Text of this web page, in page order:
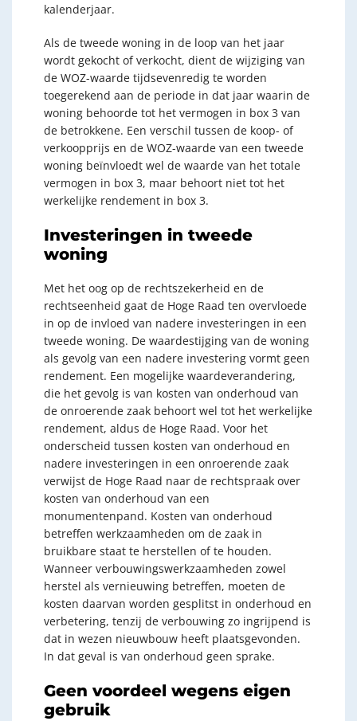
kalenderjaar.
Als de tweede woning in de loop van het jaar
wordt gekocht of verkocht, dient de wijziging van
de WOZ-waarde tijdsevenredig te worden
toegerekend aan de periode in dat jaar waarin de
woning behoorde tot het vermogen in box 3 van
de betrokkene. Een verschil tussen de koop- of
verkoopprijs en de WOZ-waarde van een tweede
woning beïnvloedt wel de waarde van het totale
vermogen in box 3, maar behoort niet tot het
werkelijke rendement in box 3.
Investeringen in tweede
woning
Met het oog op de rechtszekerheid en de
rechtseenheid gaat de Hoge Raad ten overvloede
in op de invloed van nadere investeringen in een
tweede woning. De waardestijging van de woning
als gevolg van een nadere investering vormt geen
rendement. Een mogelijke waardeverandering,
die het gevolg is van kosten van onderhoud van
de onroerende zaak behoort wel tot het werkelijke
rendement, aldus de Hoge Raad. Voor het
onderscheid tussen kosten van onderhoud en
nadere investeringen in een onroerende zaak
verwijst de Hoge Raad naar de rechtspraak over
kosten van onderhoud van een
monumentenpand. Kosten van onderhoud
betreffen werkzaamheden om de zaak in
bruikbare staat te herstellen of te houden.
Wanneer verbouwingswerkzaamheden zowel
herstel als vernieuwing betreffen, moeten de
kosten daarvan worden gesplitst in onderhoud en
verbetering, tenzij de verbouwing zo ingrijpend is
dat in wezen nieuwbouw heeft plaatsgevonden.
In dat geval is van onderhoud geen sprake.
Geen voordeel wegens eigen
gebruik